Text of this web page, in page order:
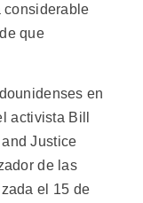
considerable
que
en
activista Bill
Justice
de las
el 15 de